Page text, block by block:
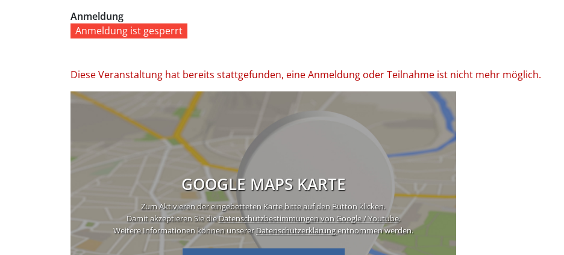
Anmeldung
Anmeldung ist gesperrt
Diese Veranstaltung hat bereits stattgefunden, eine Anmeldung oder Teilnahme ist nicht mehr möglich.
GOOGLE MAPS KARTE
Zum Aktivieren der eingebetteten Karte bitte auf den Button klicken.
Damit akzeptieren Sie dieDatenschutzbestimmungen von Google / Youtube.
Weitere Informationen können unsererDatenschutzerklärungentnommen werden.